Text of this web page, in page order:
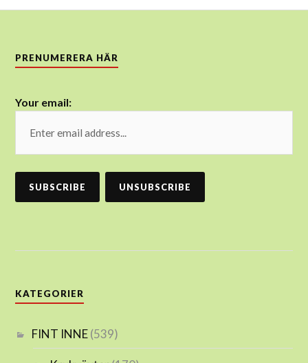
PRENUMERERA HÄR
Your email:
KATEGORIER
FINT INNE(539)